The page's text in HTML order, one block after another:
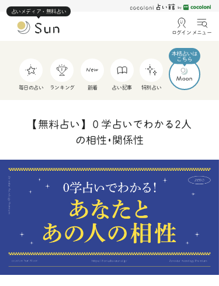
占いメディア・無料占い
ログイン メニュー
毎日の占い ランキング 新着 占い記事 特別占い
【無料占い】０学占いでわかる2人
の相性･関係性